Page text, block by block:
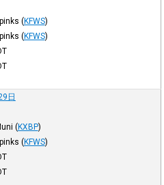
(KFWS)
(KFWS)
日
(KXBP)
(KFWS)